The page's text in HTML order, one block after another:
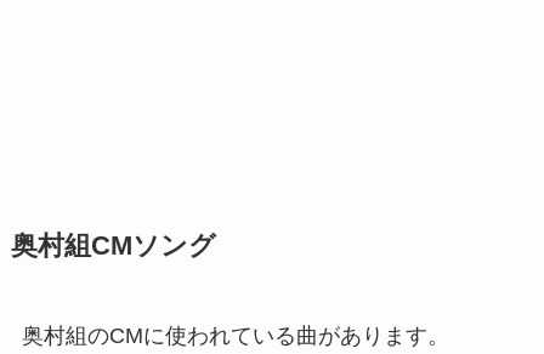
奥村組CMソング
奥村組のCMに使われている曲があります。